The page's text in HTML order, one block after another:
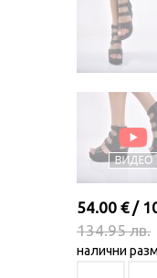
54.00 € /
134.95 лв.
налични